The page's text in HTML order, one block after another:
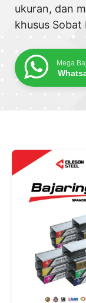
ukuran, dan
khusus Sobat
Mega